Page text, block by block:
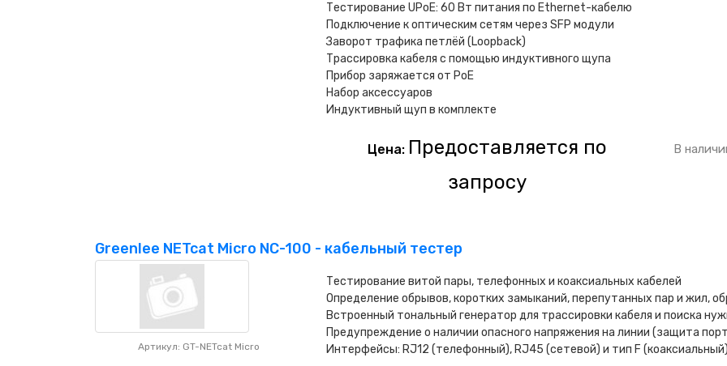
Тестирование UPoE: 60 Вт питания по Ethernet-кабелю
Подключение к оптическим сетям через SFP модули
Заворот трафика петлёй (Loopback)
Трассировка кабеля с помощью индуктивного щупа
Прибор заряжается от PoE
Набор аксессуаров
Индуктивный щуп в комплекте
Цена: Предоставляется по
запросу
В
Greenlee NETcat Micro NC-100 - кабельный тестер
Артикул: GT-NETcat Micro
Тестирование витой пары, телефонных и коаксиальных кабелей
Определение обрывов, коротких замыканий, перепутанных пар и жил,
Встроенный тональный генератор для трассировки кабеля и поиска
Предупреждение о наличии опасного напряжения на линии (защита
Интерфейсы: RJ12 (телефонный), RJ45 (сетевой) и тип F (коаксиальный)